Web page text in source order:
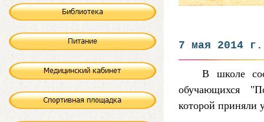
7 мая 2014 г.
В школе
обучающихся
которой приняли